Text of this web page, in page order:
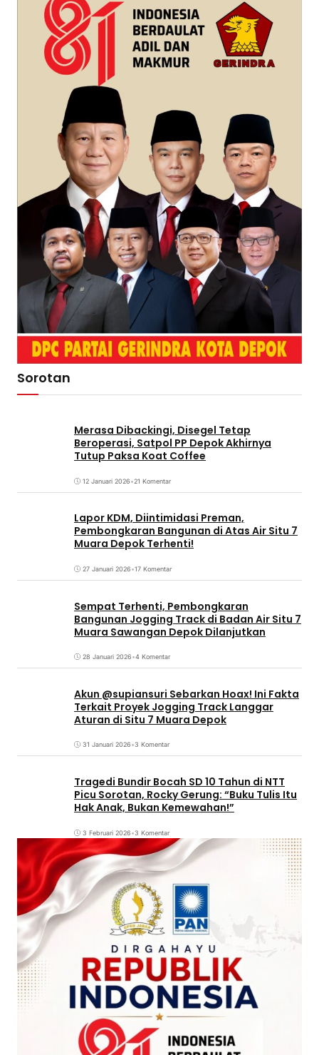
Sorotan
Merasa Dibackingi, Disegel Tetap
Beroperasi, Satpol PP Depok Akhirnya
Tutup Paksa Koat Coffee
12 Januari 2026•21 Komentar
Lapor KDM, Diintimidasi Preman,
Pembongkaran Bangunan di Atas Air Situ 7
Muara Depok Terhenti!
27 Januari 2026•17 Komentar
Sempat Terhenti, Pembongkaran
Bangunan Jogging Track di Badan Air Situ 7
Muara Sawangan Depok Dilanjutkan
28 Januari 2026•4 Komentar
Akun @supiansuri Sebarkan Hoax! Ini Fakta
Terkait Proyek Jogging Track Langgar
Aturan di Situ 7 Muara Depok
31 Januari 2026•3 Komentar
Tragedi Bundir Bocah SD 10 Tahun di NTT
Picu Sorotan, Rocky Gerung: “Buku Tulis Itu
Hak Anak, Bukan Kemewahan!”
3 Februari 2026•3 Komentar